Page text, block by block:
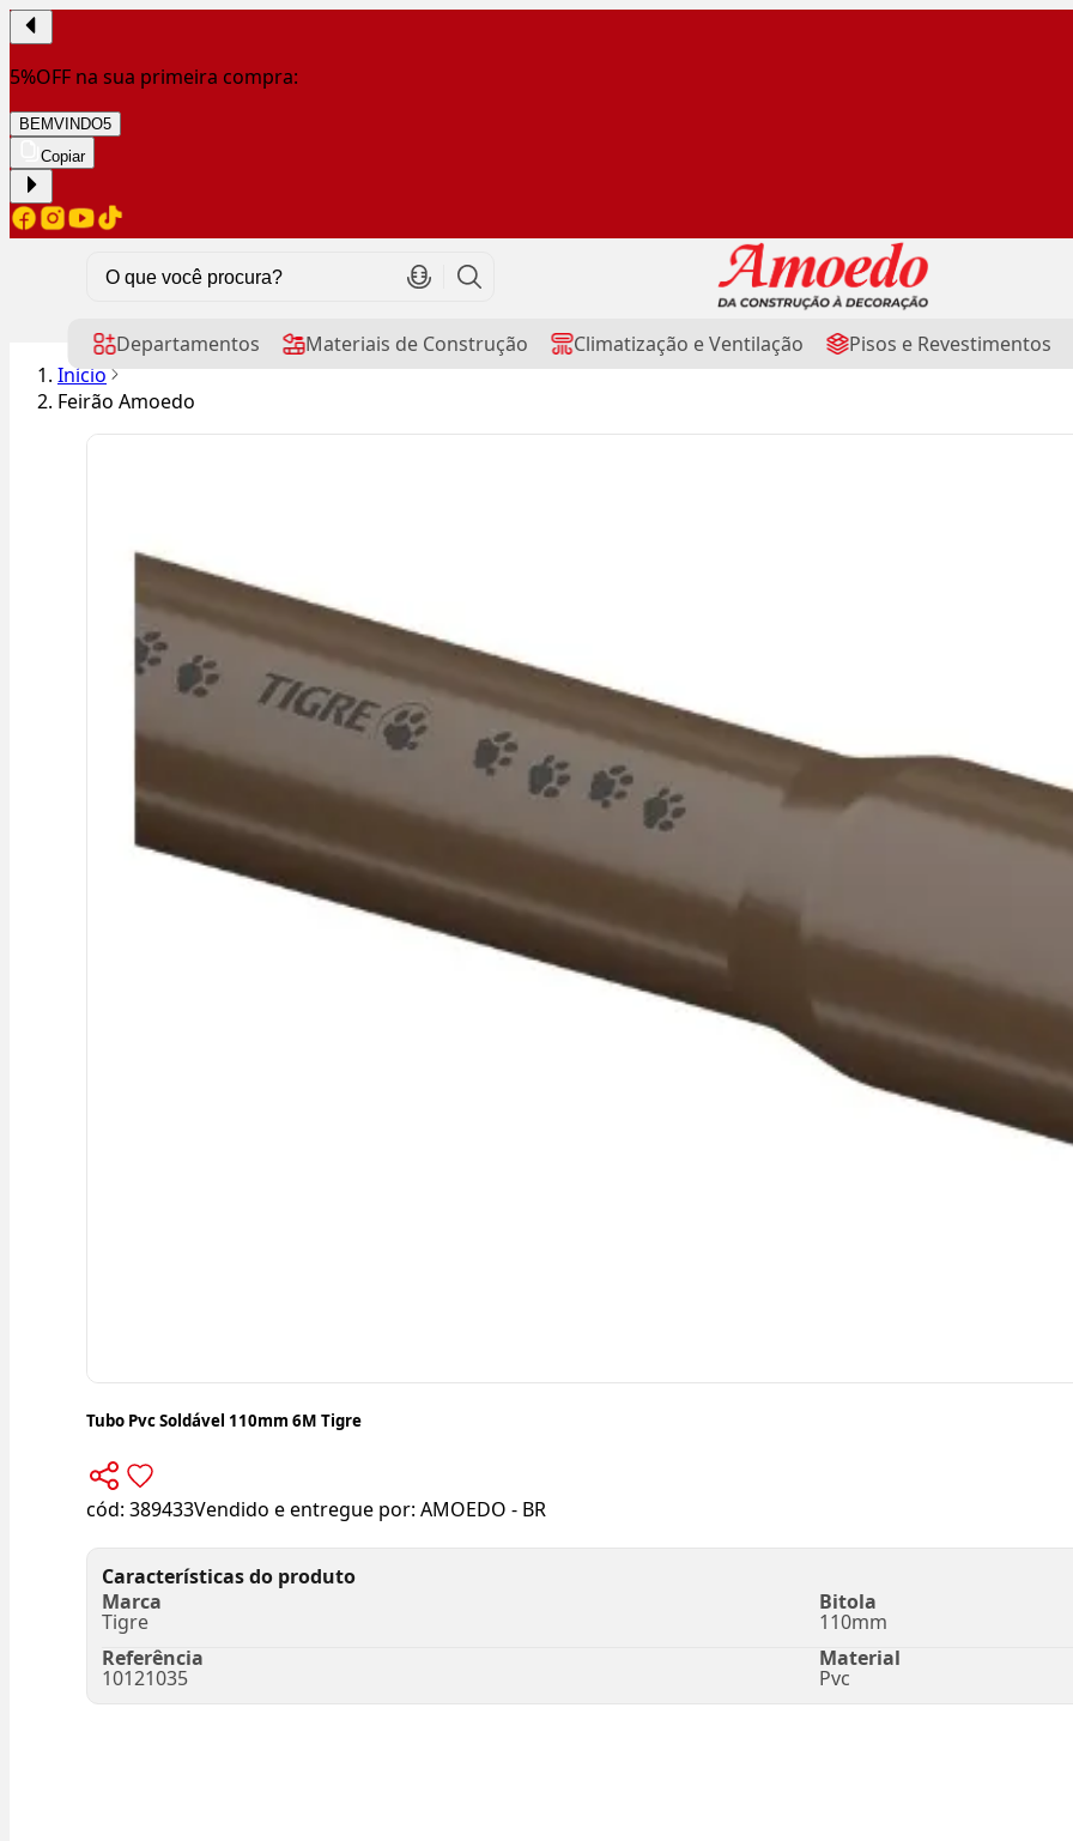
5%OFF na sua primeira compra:
BEMVINDO5
Copiar
Departamentos Materiais de Construção Climatização e Ventilação Pisos e Revestimentos
Início
Feirão Amoedo
Tubo Pvc Soldável 110mm 6M Tigre
cód: 389433Vendido e entregue por: AMOEDO - BR
Características do produto
Marca
Tigre
Bitola
110mm
Referência
10121035
Material
Pvc